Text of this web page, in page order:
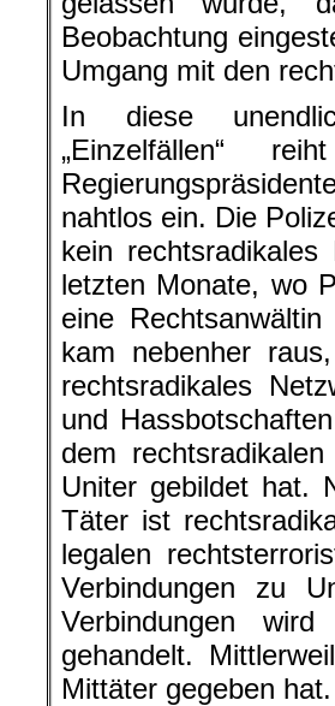
Beobachtung
Umgang mit den
In diese
„Einzelfällen“
nahtlos ein. Die
kein
letzten Monate, wo
eine
kam nebenher
rechtsradikales
und
dem
Uniter gebildet hat.
Täter ist
legalen
Verbindungen zu
Verbindungen
gehandelt.
Mittäter gegeben hat.